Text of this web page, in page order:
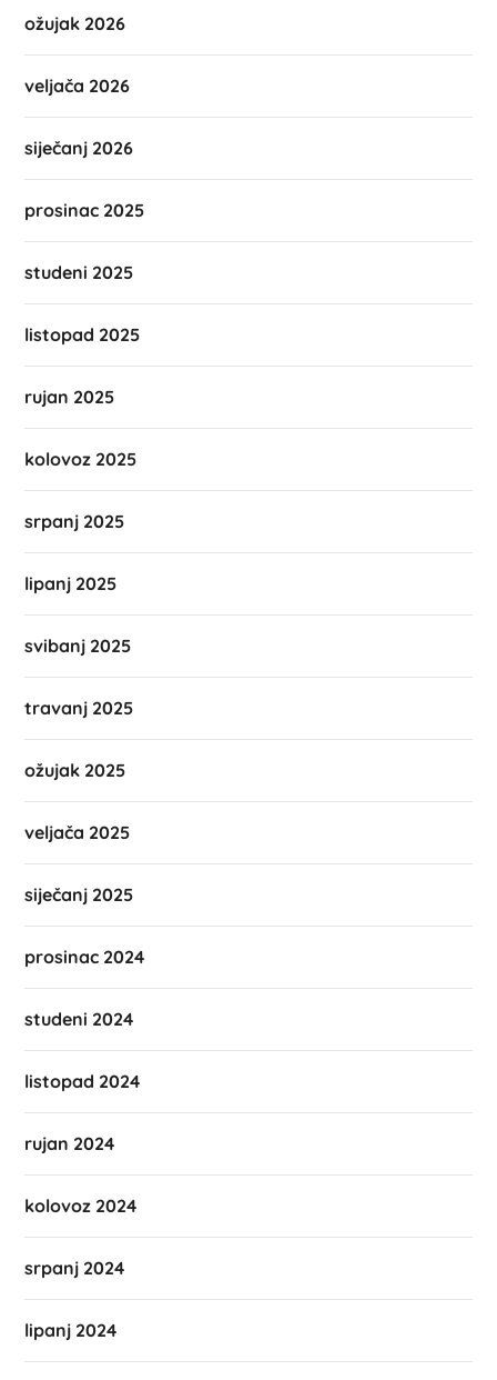
ožujak 2026
veljača 2026
siječanj 2026
prosinac 2025
studeni 2025
listopad 2025
rujan 2025
kolovoz 2025
srpanj 2025
lipanj 2025
svibanj 2025
travanj 2025
ožujak 2025
veljača 2025
siječanj 2025
prosinac 2024
studeni 2024
listopad 2024
rujan 2024
kolovoz 2024
srpanj 2024
lipanj 2024